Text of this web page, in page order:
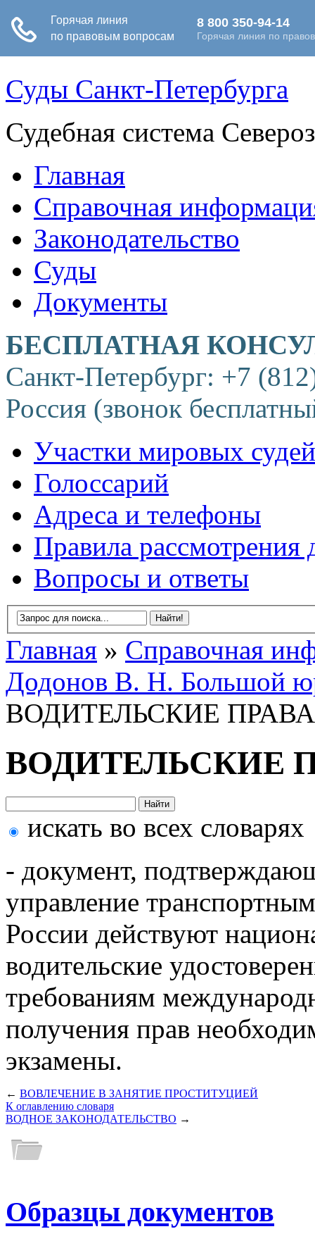
Суды Санкт-Петербурга
Судебная система
Главная
Справочная
Законодательство
Суды
Документы
БЕСПЛАТНАЯ
Санкт-Петербург: +7
Россия (звонок
Участки мировых судей
Голоссарий
Адреса и телефоны
Правила рассмотрения
Вопросы и ответы
Главная » Справочная
Додонов В. Н. Большой
ВОДИТЕЛЬСКИЕ ПРАВА
ВОДИТЕЛЬСКИЕ
искать во всех словарях
- документ,
управление
России действуют
водительские
требованиям
получения прав
экзамены.
← ВОВЛЕЧЕНИЕ В ЗАНЯТИЕ ПРОСТИТУЦИЕЙ
К оглавлению словаря
ВОДНОЕ ЗАКОНОДАТЕЛЬСТВО →
Образцы документов